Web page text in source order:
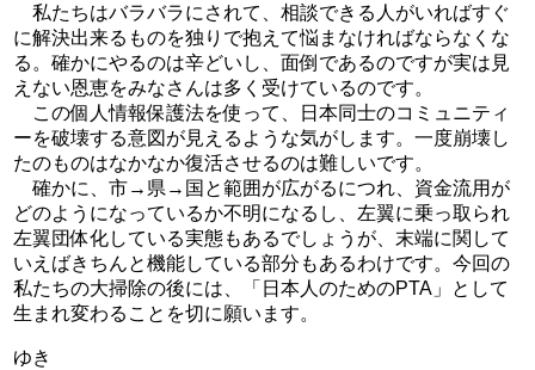
私たちはバラバラにされて、相談できる人がいればすぐ
に解決出来るものを独りで抱えて悩まなければならなくな
る。確かにやるのは辛どいし、面倒であるのですが実は見
えない恩恵をみなさんは多く受けているのです。
この個人情報保護法を使って、日本同士のコミュニティ
ーを破壊する意図が見えるような気がします。一度崩壊し
たのものはなかなか復活させるのは難しいです。
確かに、市→県→国と範囲が広がるにつれ、資金流用が
どのようになっているか不明になるし、左翼に乗っ取られ
左翼団体化している実態もあるでしょうが、末端に関して
いえばきちんと機能している部分もあるわけです。今回の
私たちの大掃除の後には、「日本人のためのPTA」として
生まれ変わることを切に願います。
ゆき